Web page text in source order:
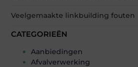
Veelgemaakte linkbuilding fouten
CATEGORIEËN
Aanbiedingen
Afvalverwerking